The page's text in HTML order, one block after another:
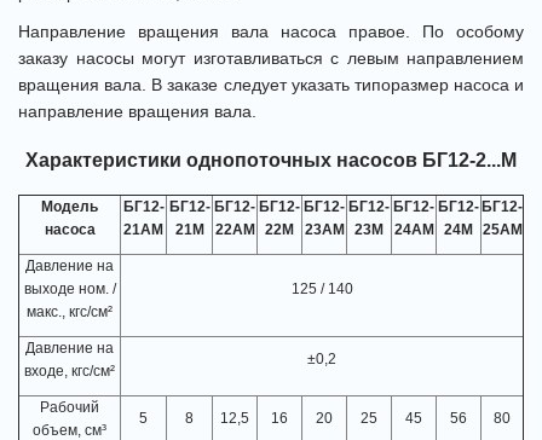
Направление вращения вала насоса правое. По особому
заказу насосы могут изготавливаться с левым направлением
вращения вала. В заказе следует указать типоразмер насоса и
направление вращения вала.
Характеристики однопоточных насосов БГ12-2...М
Модель
насоса
БГ12-
21АМ
БГ12-
21М
БГ12-
22АМ
БГ12-
22М
БГ12-
23АМ
БГ12-
23М
БГ12-
24АМ
БГ12-
24М
БГ12-
25АМ
Давление на
выходе ном. /
макс., кгс/см²
125 / 140
Давление на
входе, кгс/см²
±0,2
Рабочий
объем, см³
5 8 12,5 16 20 25 45 56 80